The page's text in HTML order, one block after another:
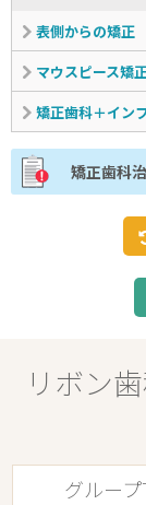
表側からの矯正
マウスピース矯
矯正歯科＋イン
矯正歯科
リボン
グループ